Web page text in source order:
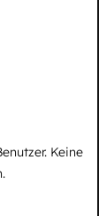
Keine